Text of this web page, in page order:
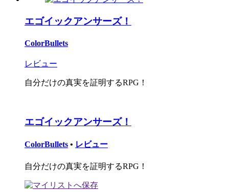
エゴイックアンサーズ！
ColorBullets
レビュー
自分だけの真実を証明するRPG！
エゴイックアンサーズ！
ColorBullets • レビュー
自分だけの真実を証明するRPG！